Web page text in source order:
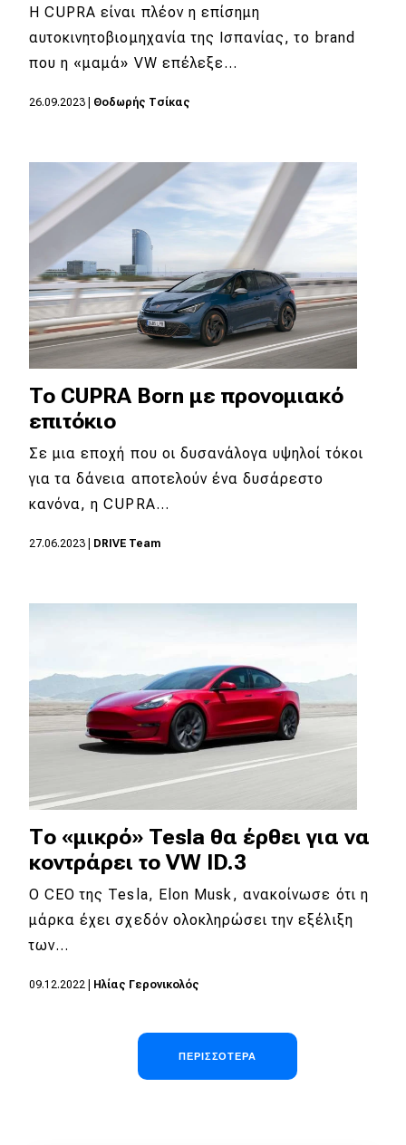
H CUPRA είναι πλέον η επίσημη
αυτοκινητοβιομηχανία της Ισπανίας, το brand
που η «μαμά» VW επέλεξε…
26.09.2023 Θοδωρής Τσίκας
To CUPRA Born με προνομιακό
επιτόκιο
Σε μια εποχή που οι δυσανάλογα υψηλοί τόκοι
για τα δάνεια αποτελούν ένα δυσάρεστο
κανόνα, η CUPRA…
27.06.2023 DRIVE Team
Το «μικρό» Tesla θα έρθει για να
κοντράρει το VW ID.3
Ο CEO της Tesla, Εlon Musk, ανακοίνωσε ότι η
μάρκα έχει σχεδόν ολοκληρώσει την εξέλιξη
των…
09.12.2022 Ηλίας Γερονικολός
ΠΕΡΙΣΣΌΤΕΡΑ